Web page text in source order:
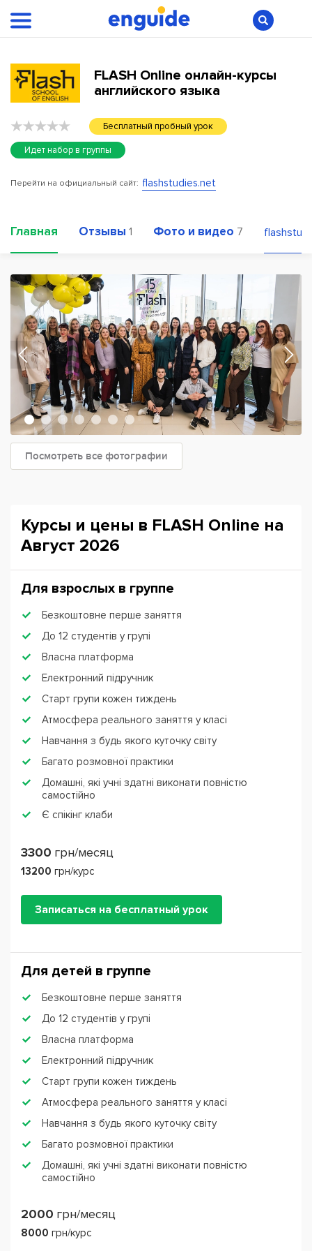
FLASH Online онлайн-курсы
английского языка
Бесплатный пробный урок
Идет набор в группы
Перейти на официальный сайт: flashstudies.net
Главная Отзывы 1 Фото и видео 7
Посмотреть все фотографии
Курсы и цены в FLASH Online на
Август 2026
Для взрослых в группе
Безкоштовне перше заняття
До 12 студентів у групі
Власна платформа
Електронний підручник
Старт групи кожен тиждень
Атмосфера реального заняття у класі
Навчання з будь якого куточку світу
Багато розмовної практики
Домашні, які учні здатні виконати повністю
самостійно
Є спікінг клаби
3300 грн/месяц
13200 грн/курс
Записаться на бесплатный урок
Для детей в группе
Безкоштовне перше заняття
До 12 студентів у групі
Власна платформа
Електронний підручник
Старт групи кожен тиждень
Атмосфера реального заняття у класі
Навчання з будь якого куточку світу
Багато розмовної практики
Домашні, які учні здатні виконати повністю
самостійно
2000 грн/месяц
8000 грн/курс